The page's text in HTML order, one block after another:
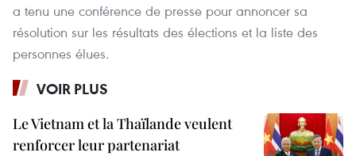
a tenu une conférence de presse pour annoncer sa
résolution sur les résultats des élections et la liste des
personnes élues.
VOIR PLUS
Le Vietnam et la Thaïlande veulent
renforcer leur partenariat